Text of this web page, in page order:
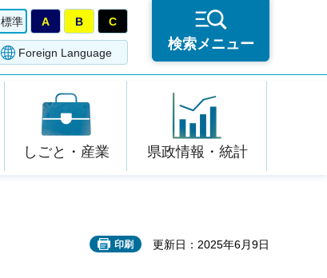
標準 A B C
Foreign Language
検索メニュー
しごと・産業 県政情報・統計
印刷 更新日：2025年6月9日